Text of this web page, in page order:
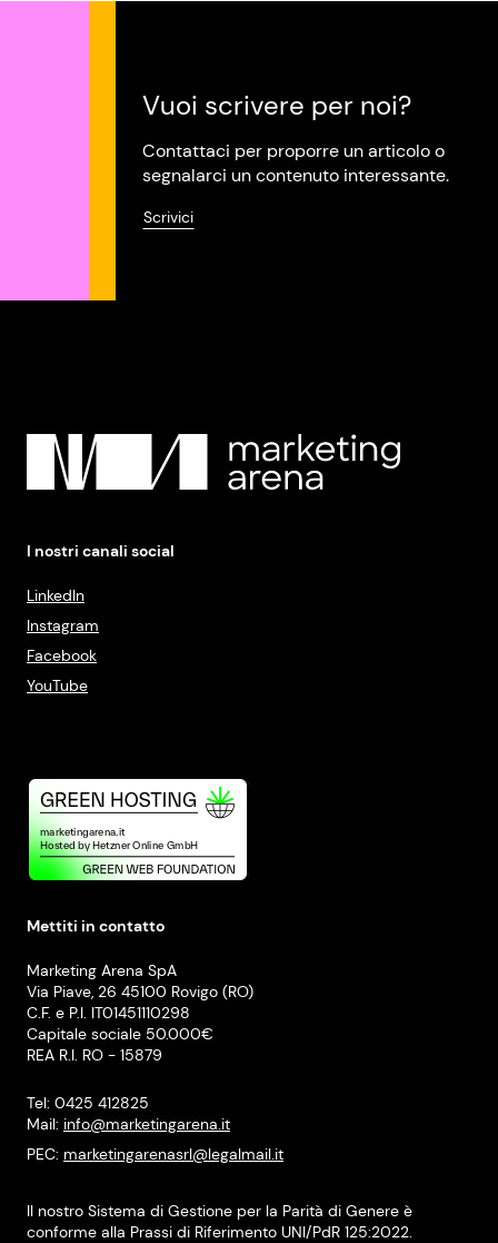
Vuoi scrivere per noi?
Contattaci per proporre un articolo o
segnalarci un contenuto interessante.
Scrivici
I nostri canali social
LinkedIn
Instagram
Facebook
YouTube
Mettiti in contatto
Marketing Arena SpA
Via Piave, 26 45100 Rovigo (RO)
C.F. e P.I. IT01451110298
Capitale sociale 50.000€
REA R.I. RO - 15879
Tel: 0425 412825
Mail: info@marketingarena.it
PEC: marketingarenasrl@legalmail.it
Il nostro Sistema di Gestione per la Parità di Genere è
conforme alla Prassi di Riferimento UNI/PdR 125:2022.